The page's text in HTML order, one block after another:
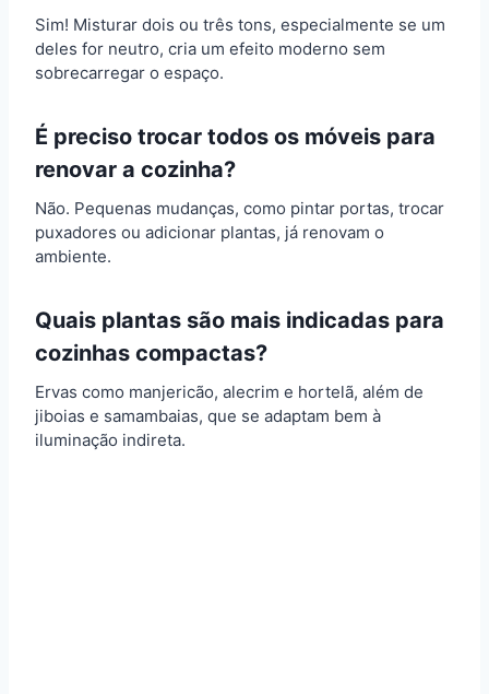
Sim! Misturar dois ou três tons, especialmente se um
deles for neutro, cria um efeito moderno sem
sobrecarregar o espaço.
É preciso trocar todos os móveis para
renovar a cozinha?
Não. Pequenas mudanças, como pintar portas, trocar
puxadores ou adicionar plantas, já renovam o
ambiente.
Quais plantas são mais indicadas para
cozinhas compactas?
Ervas como manjericão, alecrim e hortelã, além de
jiboias e samambaias, que se adaptam bem à
iluminação indireta.